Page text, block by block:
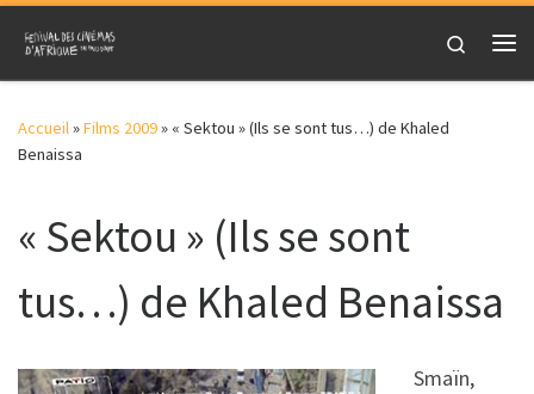
Skip to content
Search
Accueil»Films 2009» « Sektou » (Ils se sont tus…) de Khaled
Benaissa
« Sektou » (Ils se sont
tus…) de Khaled Benaissa
Smaïn,